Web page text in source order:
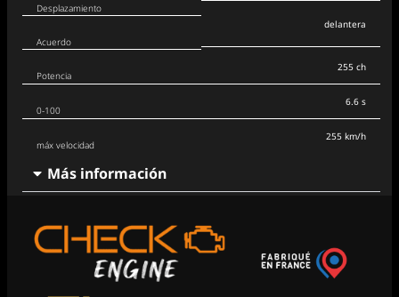
Desplazamiento
Acuerdo
delantera
Potencia
0-100
máx velocidad
255 ch
6.6 s
255 km/h
Más información